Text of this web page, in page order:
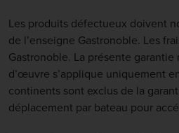
Les produits défectueux doivent
de l’enseigne Gastronoble. Les
Gastronoble. La présente
d’œuvre s’applique uniquement
continents sont exclus de la
déplacement par bateau pour